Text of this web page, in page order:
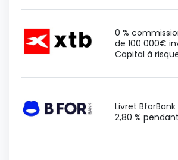
0 %
de 100 000€
Capital à
Livret
2,80 %